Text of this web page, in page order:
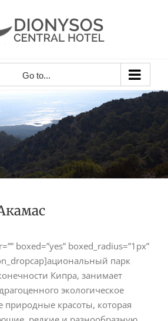
Go to...
boxed=”yes” boxed_radius=”1px”
парк
Кипра, занимает
экологическое
природные красоты, которая